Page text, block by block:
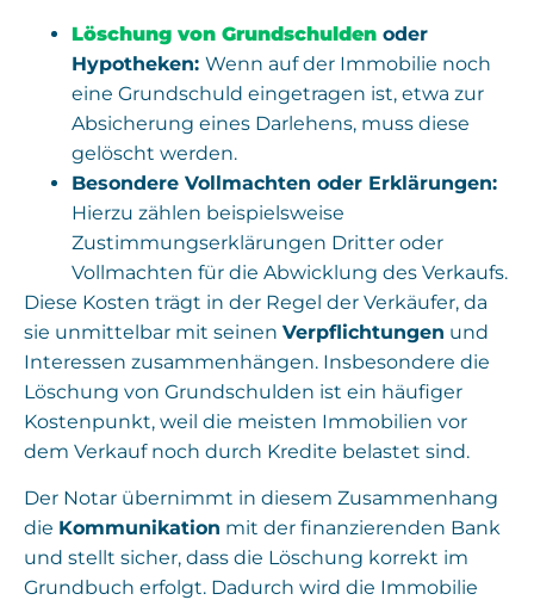
Löschung von Grundschulden oder
Hypotheken: Wenn auf der Immobilie noch
eine Grundschuld eingetragen ist, etwa zur
Absicherung eines Darlehens, muss diese
gelöscht werden.
Besondere Vollmachten oder Erklärungen:
Hierzu zählen beispielsweise
Zustimmungserklärungen Dritter oder
Vollmachten für die Abwicklung des Verkaufs.
Diese Kosten trägt in der Regel der Verkäufer, da
sie unmittelbar mit seinen Verpflichtungen und
Interessen zusammenhängen. Insbesondere die
Löschung von Grundschulden ist ein häufiger
Kostenpunkt, weil die meisten Immobilien vor
dem Verkauf noch durch Kredite belastet sind.
Der Notar übernimmt in diesem Zusammenhang
die Kommunikation mit der finanzierenden Bank
und stellt sicher, dass die Löschung korrekt im
Grundbuch erfolgt. Dadurch wird die Immobilie